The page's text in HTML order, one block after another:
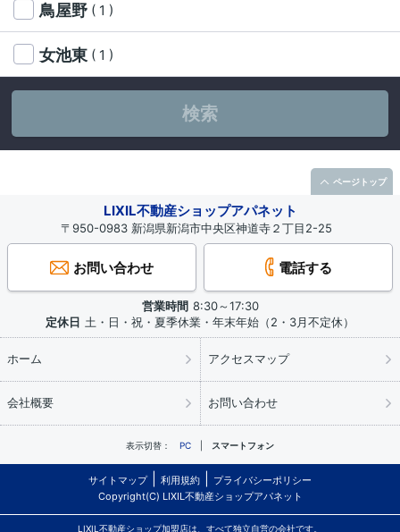
鳥屋野 ( 1 )
女池東 ( 1 )
検索
LIXIL不動産ショップアパネット
〒950-0983 新潟県新潟市中央区神道寺２丁目2-25
お問い合わせ 電話する
営業時間 8:30～17:30
定休日 土・日・祝・夏季休業・年末年始（2・3月不定休）
ホーム アクセスマップ
会社概要 お問い合わせ
表示切替： PC スマートフォン
サイトマップ 利用規約
プライバシーポリシー
Copyright(C) LIXIL不動産ショップアパネット
LIXIL不動産ショップ加盟店は、すべて独立自営の会社です。
ページトップ